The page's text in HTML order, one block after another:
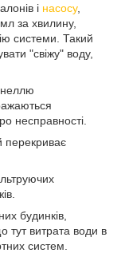
і насосу,
за хвилину,
системи. Такий
"свіжу" воду,
несправності.
перекриває
будинків,
тут витрата води в
систем.